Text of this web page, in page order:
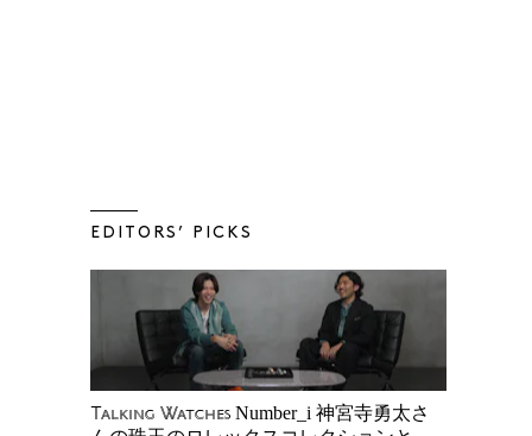
EDITORS’ PICKS
Talking Watches Number_i 神宮寺勇太さ